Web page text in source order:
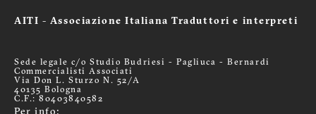
AITI - Associazione Italiana Traduttori e interpreti
Sede legale c/o Studio Budriesi - Pagliuca - Bernardi
Commercialisti Associati
Via Don L. Sturzo N. 52/A
40135 Bologna
C.F.: 80403840582